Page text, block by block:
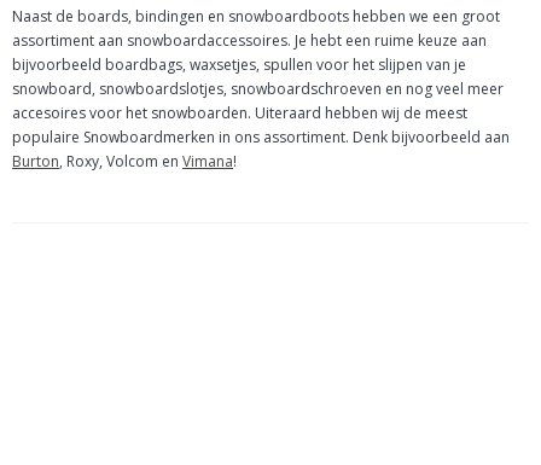
Naast de boards, bindingen en snowboardboots hebben we een groot
assortiment aan snowboardaccessoires. Je hebt een ruime keuze aan
bijvoorbeeld boardbags, waxsetjes, spullen voor het slijpen van je
snowboard, snowboardslotjes, snowboardschroeven en nog veel meer
accesoires voor het snowboarden. Uiteraard hebben wij de meest
populaire Snowboardmerken in ons assortiment. Denk bijvoorbeeld aan
Burton, Roxy, Volcom en Vimana!